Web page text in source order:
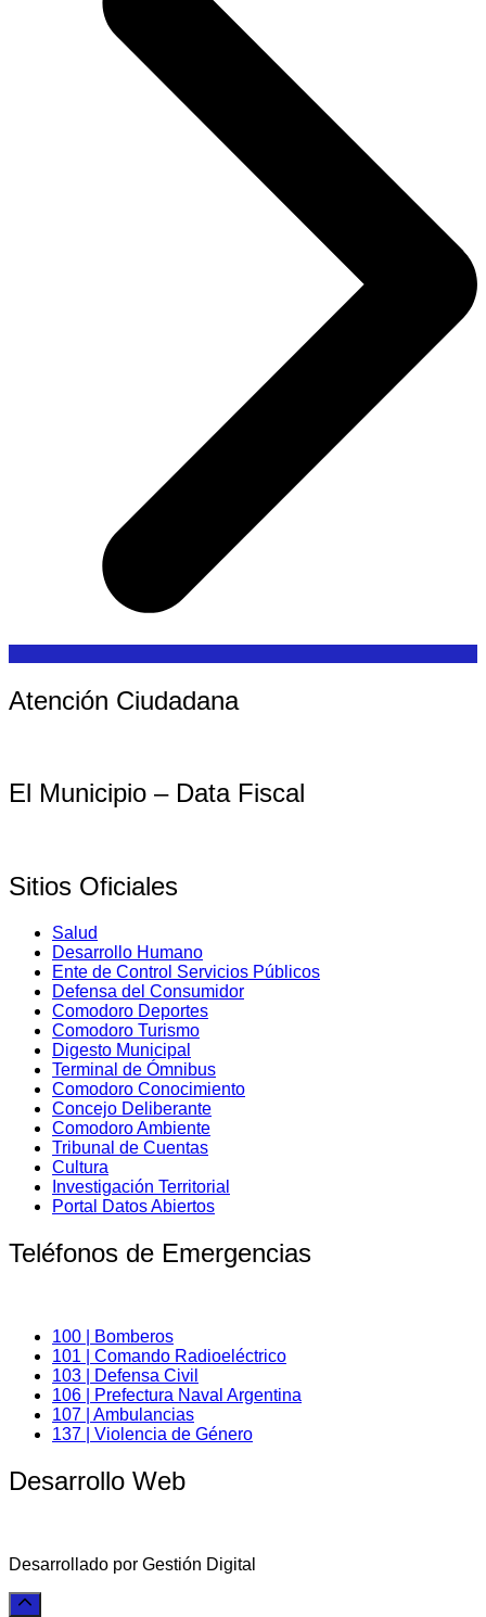
Atención Ciudadana
El Municipio – Data Fiscal
Sitios Oficiales
Salud
Desarrollo Humano
Ente de Control Servicios Públicos
Defensa del Consumidor
Comodoro Deportes
Comodoro Turismo
Digesto Municipal
Terminal de Ómnibus
Comodoro Conocimiento
Concejo Deliberante
Comodoro Ambiente
Tribunal de Cuentas
Cultura
Investigación Territorial
Portal Datos Abiertos
Teléfonos de Emergencias
100 | Bomberos
101 | Comando Radioeléctrico
103 | Defensa Civil
106 | Prefectura Naval Argentina
107 | Ambulancias
137 | Violencia de Género
Desarrollo Web
Desarrollado por Gestión Digital